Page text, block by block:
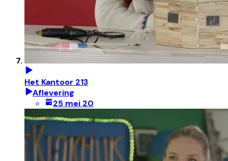
Het Kantoor 213
Aflevering
25 mei 20